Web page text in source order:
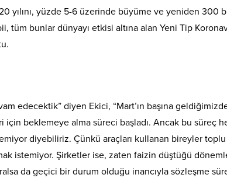
yılını, yüzde 5-6 üzerinde büyüme ve yeniden 300
tüm bunlar dünyayı etkisi altına alan Yeni Tip
edecektik” diyen Ekici, “Mart’ın başına
beklemeye alma süreci başladı. Ancak bu süreç
diyebiliriz. Çünkü araçları kullanan bireyler toplu
istemiyor. Şirketler ise, zaten faizin düştüğü
da geçici bir durum olduğu inancıyla sözleşme